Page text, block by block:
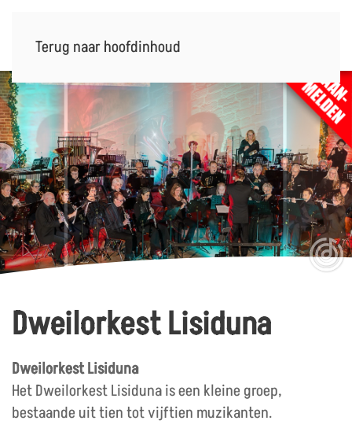
Terug naar hoofdinhoud
Dweilorkest Lisiduna
Dweilorkest Lisiduna
Het Dweilorkest Lisiduna is een kleine groep,
bestaande uit tien tot vijftien muzikanten.